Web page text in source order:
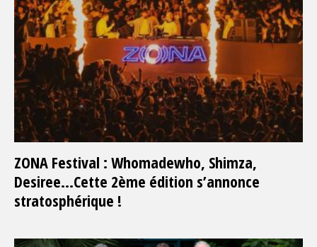
ZONA Festival : Whomadewho, Shimza,
Desiree…Cette 2ème édition s’annonce
stratosphérique !